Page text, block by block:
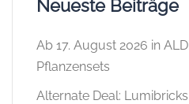
Neueste Beiträge
Ab 17. August 2026 in
Pflanzensets
Alternate Deal: